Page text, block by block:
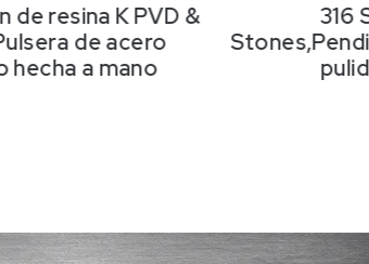
de resina K PVD &
de acero
hecha a mano
316
Stones